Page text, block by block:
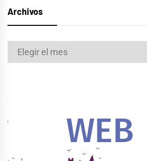
Archivos
Archivos